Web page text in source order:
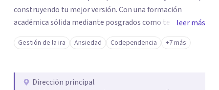
construyendo tu mejor versión. Con una formación
académica sólida mediante posgrados como terapeuta
breve, familiar e infantil, así como con respaldo
profesional y experiencia clínica de más de 26 años y
auténtica y comunicación clara y directa para darte
seguridad emocional y una dirección firme de tu proceso
leer más
Gestión de la ira Ansiedad Codependencia +7 más
Dirección principal